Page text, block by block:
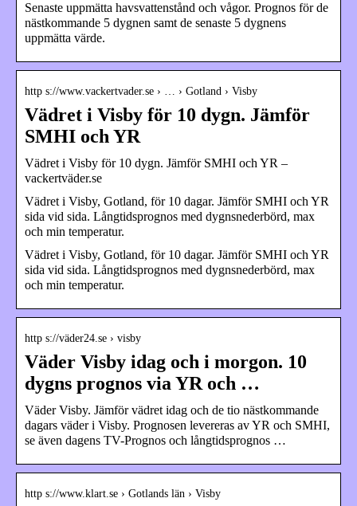
Senaste uppmätta havsvattenstånd och vågor. Prognos för de
nästkommande 5 dygnen samt de senaste 5 dygnens
uppmätta värde.
http s://www.vackertvader.se › … › Gotland › Visby
Vädret i Visby för 10 dygn. Jämför
SMHI och YR
Vädret i Visby för 10 dygn. Jämför SMHI och YR –
vackertväder.se
Vädret i Visby, Gotland, för 10 dagar. Jämför SMHI och YR
sida vid sida. Långtidsprognos med dygnsnederbörd, max
och min temperatur.
Vädret i Visby, Gotland, för 10 dagar. Jämför SMHI och YR
sida vid sida. Långtidsprognos med dygnsnederbörd, max
och min temperatur.
http s://väder24.se › visby
Väder Visby idag och i morgon. 10
dygns prognos via YR och …
Väder Visby. Jämför vädret idag och de tio nästkommande
dagars väder i Visby. Prognosen levereras av YR och SMHI,
se även dagens TV-Prognos och långtidsprognos …
http s://www.klart.se › Gotlands län › Visby